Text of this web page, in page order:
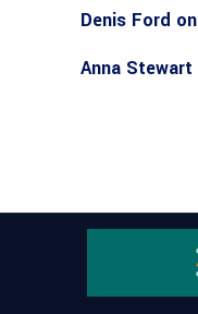
Denis Ford on
Anna Stewart